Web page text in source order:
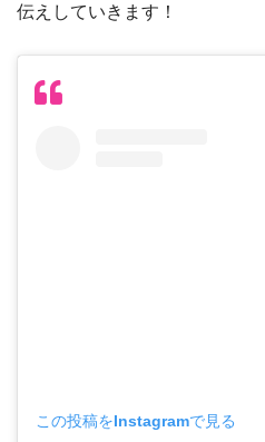
伝えしていきます！
この投稿をInstagramで見る